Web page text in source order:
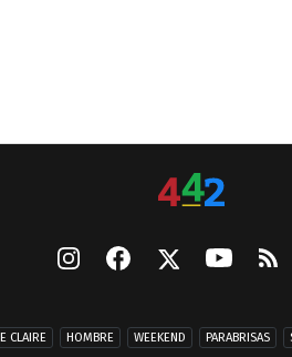
CLAIRE HOMBRE WEEKEND PARABRISAS